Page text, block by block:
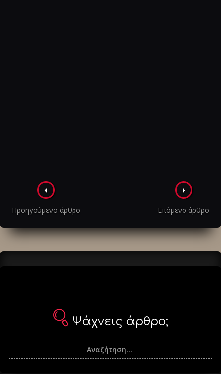
Πλοήγηση
στα
άρθρα
Προηγούμενο άρθρο Επόμενο άρθρο
Ψάχνεις άρθρο;